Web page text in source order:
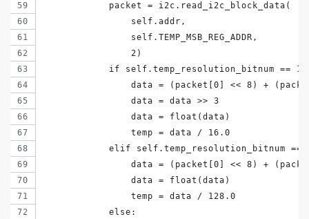
            packet = i2c.read_i2c_block_data(
                self.addr,
                self.TEMP_MSB_REG_ADDR,
                2)
if self.temp_resolution_bitnum ==
data = (packet[0] << 8) +
                data = data >> 3
                data = float(data)
                temp = data / 16.0
elif self.temp_resolution_bitnum ==
data = (packet[0] << 8) +
                data = float(data)
                temp = data / 128.0
            else: